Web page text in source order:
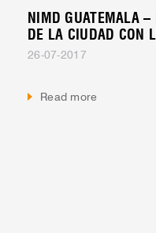
NIMD GUATEMALA –
DE LA CIUDAD CON
26-07-2017
Read more